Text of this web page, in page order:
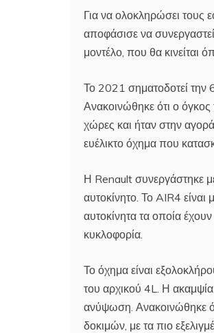
Για να ολοκληρώσει τους
αποφάσισε να
μοντέλο, που θα κινείται
Το 2021 σηματοδοτεί την
Ανακοινώθηκε ότι ο
χώρες και ήταν στην
ευέλικτο όχημα που
Η Renault συνεργάστηκε
αυτοκίνητο. Το AIR4
αυτοκίνητα τα οποία
κυκλοφορία.
Το όχημα είναι
του αρχικού 4L. Η
ανύψωση. Ανακοινώθηκε
δοκιμών, με τα πιο